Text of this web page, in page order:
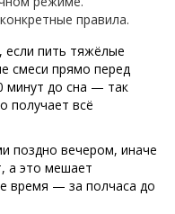
правила.
если пить тяжёлые
смеси прямо перед
минут до сна — так
получает всё
поздно вечером, иначе
а это мешает
время — за полчаса до